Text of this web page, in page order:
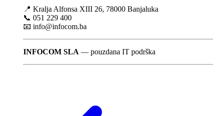
📍 Kralja Alfonsa XIII 26, 78000 Banjaluka
📞 051 229 400
📧 info@infocom.ba
INFOCOM SLA — pouzdana IT podrška